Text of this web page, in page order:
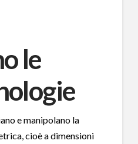
le
e manipolano la
cioè a dimensioni